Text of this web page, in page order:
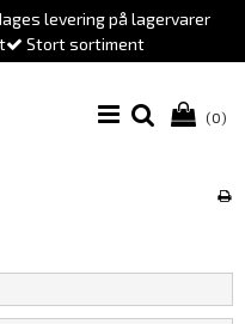
levering på lagervarer
Stort sortiment
(0)